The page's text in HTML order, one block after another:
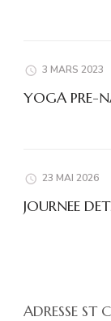
3 MARS 2023
YOGA PRE-
23 MAI 2026
JOURNEE
ADRESSE ST